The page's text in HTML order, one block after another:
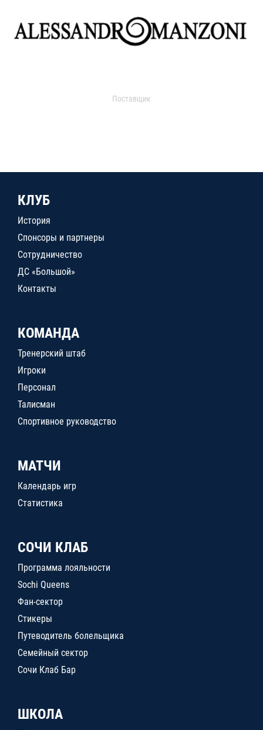
Поставщик
КЛУБ
История
Спонсоры и партнеры
Сотрудничество
ДС «Большой»
Контакты
КОМАНДА
Тренерский штаб
Игроки
Персонал
Талисман
Спортивное руководство
МАТЧИ
Календарь игр
Статистика
СОЧИ КЛАБ
Программа лояльности
Sochi Queens
Фан-сектор
Стикеры
Путеводитель болельщика
Семейный сектор
Сочи Клаб Бар
ШКОЛА